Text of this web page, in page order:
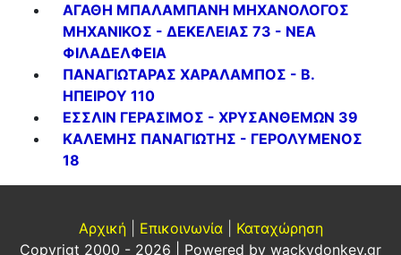
ΑΓΑΘΗ ΜΠΑΛΑΜΠΑΝΗ ΜΗΧΑΝΟΛΟΓΟΣ
ΜΗΧΑΝΙΚΟΣ - ΔΕΚΕΛΕΙΑΣ 73 - ΝΕΑ
ΦΙΛΑΔΕΛΦΕΙΑ
ΠΑΝΑΓΙΩΤΑΡΑΣ ΧΑΡΑΛΑΜΠΟΣ - Β.
ΗΠΕΙΡΟΥ 110
ΕΣΣΛΙΝ ΓΕΡΑΣΙΜΟΣ - ΧΡΥΣΑΝΘΕΜΩΝ 39
ΚΑΛΕΜΗΣ ΠΑΝΑΓΙΩΤΗΣ - ΓΕΡΟΛΥΜΕΝΟΣ
18
Αρχική| Επικοινωνία| Καταχώρηση
Copyrigt 2000 - 2026 | Powered by wackydonkey.gr